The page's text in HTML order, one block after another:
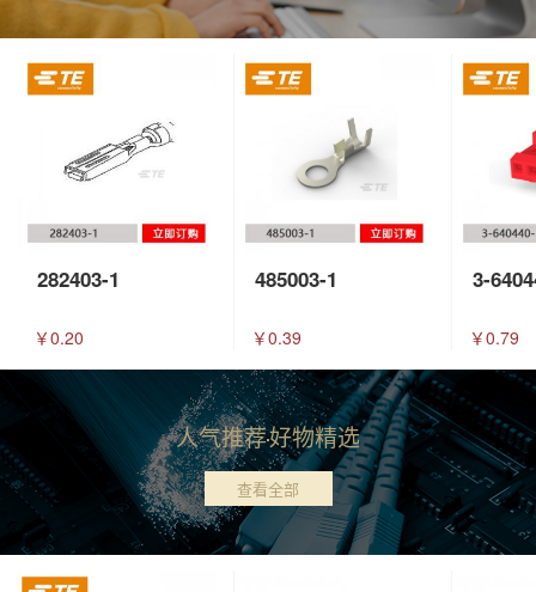
282403-1
￥0.20
485003-1
￥0.39
3-
￥0.79
人气推荐好物精选
查看全部